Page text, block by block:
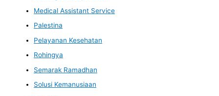
Medical Assistant Service
Palestina
Pelayanan Kesehatan
Rohingya
Semarak Ramadhan
Solusi Kemanusiaan